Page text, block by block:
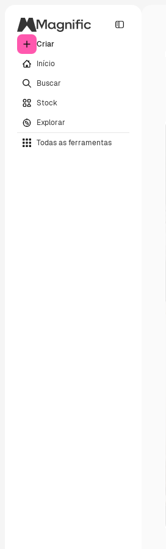
Criar
Início
Buscar
Stock
Explorar
Todas as ferramentas